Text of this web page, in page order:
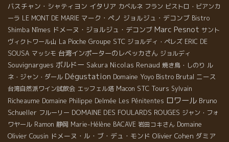
バスチャン・シャティヨン イタリア カベルネ フラン ビストロ・ビアンカ
ーラ LE MONT DE MARIE マーク・ペノ ジョルジュ・デコンブ Bistro
Shimba Nîmes ドメーヌ・ジョルジュ・デコンブ Marc Pesnot サント
ヴィクトワール山 La Pioche Groupe STC ジョルディ・ペレズ ERIC DE
SOUSA マッシモ 台湾インポーターのレベッカさん ジョルディ
Souvignargues ボルドー Sakura Nicolas Renaud 焼き鳥・しのり ル
ネ・ジャン・ダール Dégustation Domaine Yoyo Bistro Brutal ニース
台湾自然派ワイン試飲会 エッフェル塔 Macon STC Tours Sylvain
Richeaume Domaine Philippe Delmée Les Pénitentes ロワール Bruno
Schueller フルーリー DOMAINE DES FOULARDS ROUGES ジャン・フォ
ワヤール Ramon 静岡 Marie-Hélène BACAVE 岩田コキさん Domaine
Olivier Cousin ドメーヌ・ル・ブ・デュ・モンド Olivier Cohen ダミア